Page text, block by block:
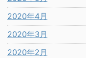
2020年4月
2020年3月
2020年2月